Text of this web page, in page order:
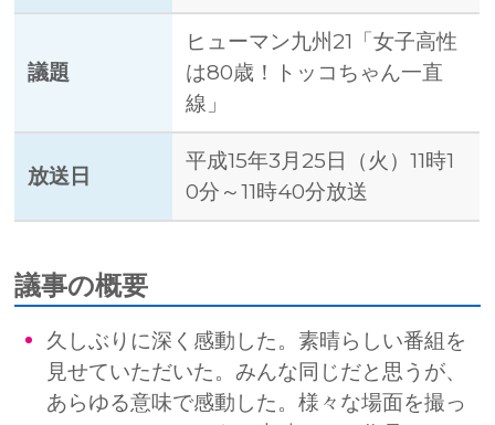
議題
ヒューマン九州21「女子高性
は80歳！トッコちゃん一直
線」
放送日
平成15年3月25日（火）11時1
0分～11時40分放送
議事の概要
久しぶりに深く感動した。素晴らしい番組を
見せていただいた。みんな同じだと思うが、
あらゆる意味で感動した。様々な場面を撮っ